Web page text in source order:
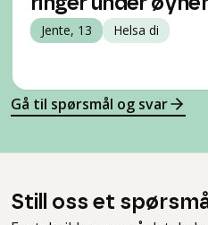
Jente, 13 Helsa di
Gå til spørsmål og svar
Still oss et